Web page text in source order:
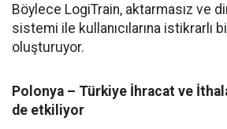
Böylece LogiTrain, aktarmasız ve
sistemi ile kullanıcılarına istikrarlı
oluşturuyor.
Polonya – Türkiye İhracat ve
de etkiliyor